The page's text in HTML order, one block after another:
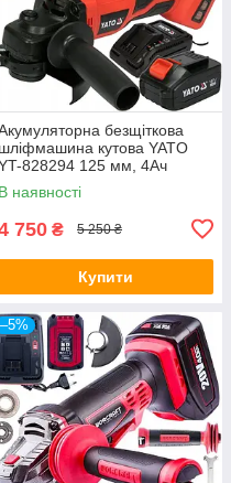
безщіткова
шліфмашина кутова YATO
828294 125 мм, 4Ач
В наявності
750 ₴ 5 250 ₴
Купити
–5%